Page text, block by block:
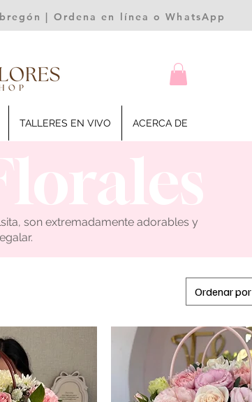
| Ordena en línea o WhatsApp
TALLERES EN VIVO ACERCA DE
son extremadamente adorables y
Ordenar por